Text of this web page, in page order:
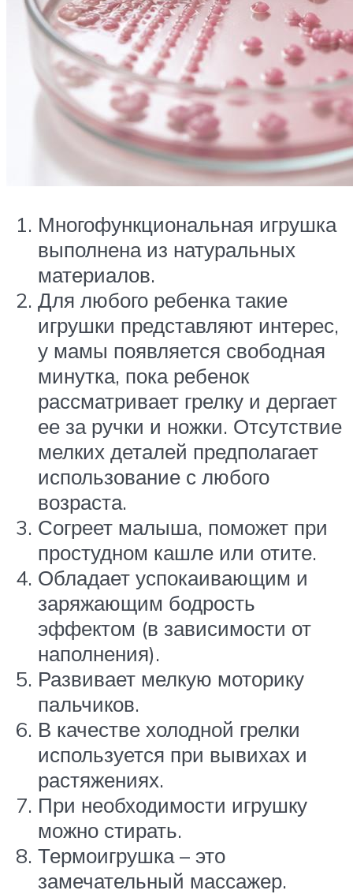
Многофункциональная игрушка
выполнена из натуральных
материалов.
Для любого ребенка такие
игрушки представляют интерес,
у мамы появляется свободная
минутка, пока ребенок
рассматривает грелку и дергает
ее за ручки и ножки. Отсутствие
мелких деталей предполагает
использование с любого
возраста.
Согреет малыша, поможет при
простудном кашле или отите.
Обладает успокаивающим и
заряжающим бодрость
эффектом (в зависимости от
наполнения).
Развивает мелкую моторику
пальчиков.
В качестве холодной грелки
используется при вывихах и
растяжениях.
При необходимости игрушку
можно стирать.
Термоигрушка – это
замечательный массажер.